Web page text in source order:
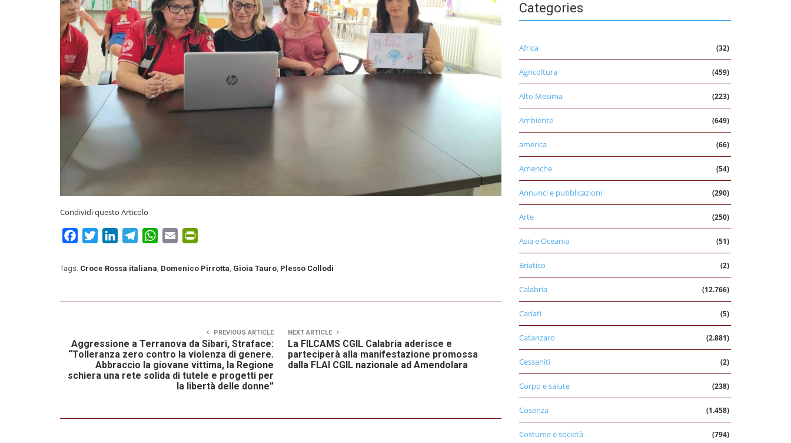
Condividi questo Articolo
FacebookTwitterLinkedInTelegramWhatsApp
Email
Tags: Croce Rossa italiana Domenico Pirrotta Gioia Tauro Plesso Collodi
PREVIOUS ARTICLE
Aggressione a Terranova da Sibari, Straface:
“Tolleranza zero contro la violenza di genere.
Abbraccio la giovane vittima, la Regione
schiera una rete solida di tutele e progetti per
la libertà delle donne”
NEXT ARTICLE
La FILCAMS CGIL Calabria aderisce e
parteciperà alla manifestazione promossa
dalla FLAI CGIL nazionale ad Amendolara
Categories
Africa (32)
Agricoltura (459)
Alto Mesima (223)
Ambiente (649)
america (66)
Americhe (54)
Annunci e pubblicazioni (290)
Arte (250)
Asia e Oceania (51)
Briatico (2)
Calabria (12.766)
Cariati (5)
Catanzaro (2.881)
Cessaniti (2)
Corpo e salute (238)
Cosenza (1.458)
Costume e società (794)